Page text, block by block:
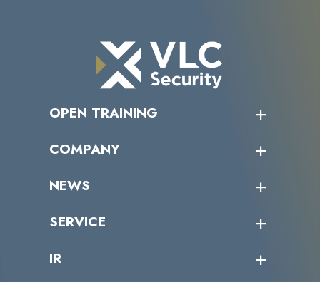
OPEN TRAINING
受講者の声
COMPANY
トップメッセージ
ミッション／ビジョン
パートナー企業一覧
NEWS
サイバーニュース
SERVICE
カテゴリー別サービス一覧
IR